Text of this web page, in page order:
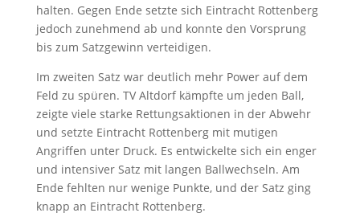
halten. Gegen Ende setzte sich Eintracht Rottenberg
jedoch zunehmend ab und konnte den Vorsprung
bis zum Satzgewinn verteidigen.
Im zweiten Satz war deutlich mehr Power auf dem
Feld zu spüren. TV Altdorf kämpfte um jeden Ball,
zeigte viele starke Rettungsaktionen in der Abwehr
und setzte Eintracht Rottenberg mit mutigen
Angriffen unter Druck. Es entwickelte sich ein enger
und intensiver Satz mit langen Ballwechseln. Am
Ende fehlten nur wenige Punkte, und der Satz ging
knapp an Eintracht Rottenberg.